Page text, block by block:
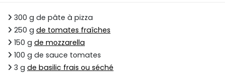
300 g de pâte à pizza
250 g de tomates fraîches
150 g de mozzarella
100 g de sauce tomates
3 g de basilic frais ou séché